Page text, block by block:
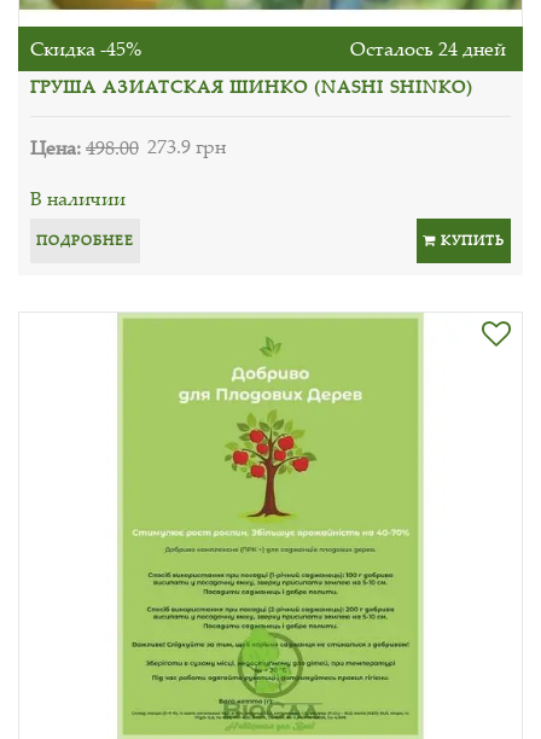
Скидка -45% Осталось 24 дней
ГРУША АЗИАТСКАЯ ШИНКО (NASHI SHINKO)
Цена:498.00 273.9 грн
В наличии
ПОДРОБНЕЕ КУПИТЬ